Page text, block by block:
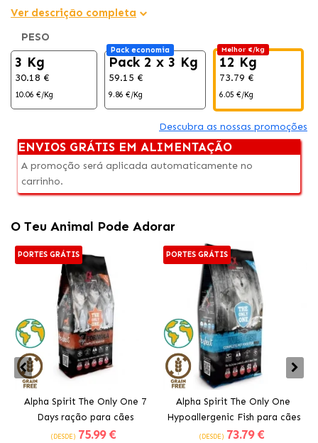
Livre de glúten, cereais, materiais desidratados e
farinhas de carne.
Todas as gorduras provêm de fontes naturais de carne e
peixe.
Ver descrição completa
PESO
3 Kg
30.18 €
10.06 €/Kg
Pack economia
Pack 2 x 3 Kg
59.15 €
9.86 €/Kg
Melhor €/kg
12 Kg
73.79 €
6.05 €/Kg
Descubra as nossas promoções
ENVIOS GRÁTIS EM ALIMENTAÇÃO
A promoção será aplicada automaticamente no
carrinho.
O Teu Animal Pode Adorar
PORTES GRÁTIS
Alpha Spirit The Only One 7
Days ração para cães
(DESDE) 75.99 €
PORTES GRÁTIS
Alpha Spirit The Only One
Hypoallergenic Fish para cães
adultos
(DESDE) 73.79 €